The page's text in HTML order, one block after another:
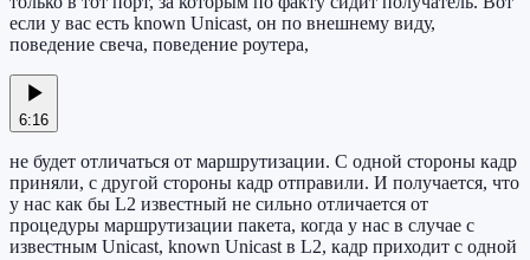
если у вас есть known Unicast, он по внешнему виду,
поведение свеча, поведение роутера,
6:16
не будет отличаться от маршрутизации. С одной стороны кадр
приняли, с другой стороны кадр отправили. И получается, что
у нас как бы L2 известный не сильно отличается от
процедуры маршрутизации пакета, когда у нас в случае с
известным Unicast, known Unicast в L2, кадр приходит с одной